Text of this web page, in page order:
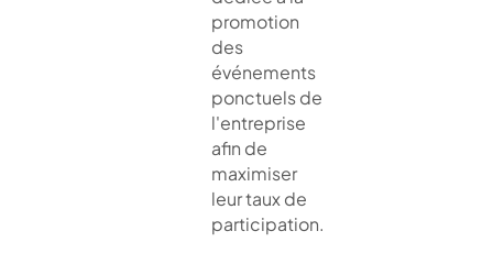
promotion
des
événements
ponctuels de
l'entreprise
afin de
maximiser
leur taux de
participation.